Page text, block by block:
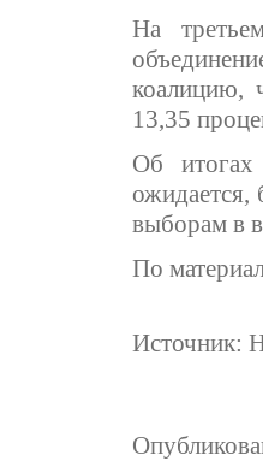
На
коалицию,
13,35
Об итогах
ожидается,
выборам в
По
Источник: